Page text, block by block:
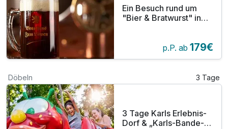
Ein Besuch rund um
"Bier & Bratwurst" in
p.P. ab 179€
Döbeln 3 Tage
3 Tage Karls Erlebnis-
Dorf & „Karls-Bande-